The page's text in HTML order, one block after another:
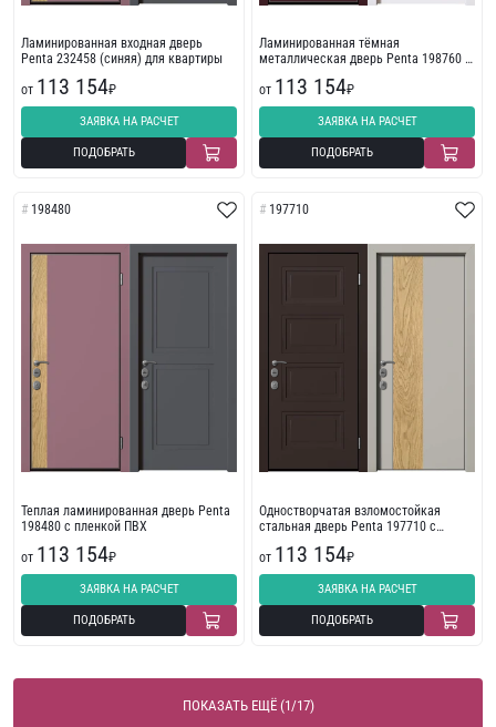
Ламинированная входная дверь
Penta 232458 (синяя) для квартиры
от 113 154₽
ЗАЯВКА НА РАСЧЕТ
ПОДОБРАТЬ
Ламинированная тёмная
металлическая дверь Penta 198760 в
от 113 154₽
ЗАЯВКА НА РАСЧЕТ
ПОДОБРАТЬ
198480
Теплая ламинированная дверь Penta
198480 с пленкой ПВХ
от 113 154₽
ЗАЯВКА НА РАСЧЕТ
ПОДОБРАТЬ
197710
Одностворчатая взломостойкая
стальная дверь Penta 197710 с
от 113 154₽
ЗАЯВКА НА РАСЧЕТ
ПОДОБРАТЬ
ПОКАЗАТЬ ЕЩЁ (1/17)